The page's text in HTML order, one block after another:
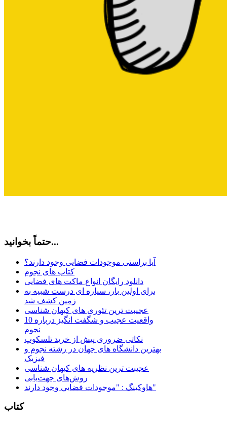
حتماً بخوانید...
آیا براستی موجودات فضایی وجود دارند؟
کتاب های نجوم
دانلود رایگان انواع ماکت های فضایی
برای اولین بار، سیاره ای درست شبیه به
زمین کشف شد
عجیبت ترین تئوری های کیهان شناسی
10 واقعیت عجیب و شگفت انگیز درباره
نجوم
نکاتی ضروری پیش از خرید تلسکوپ
بهترین دانشگاه های جهان در رشته نجوم و
فیزیک
عجیبت ترین نظریه های کیهان شناسی
روش‌های جهت‌یابی
هاوكينگ : "موجودات فضايي وجود دارند"
کتاب